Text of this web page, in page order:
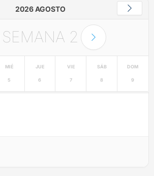
2026 AGOSTO
SEMANA 2
MIÉ
5
JUE
6
VIE
7
SÁB
8
DOM
9